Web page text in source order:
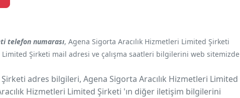
telefon numarası, Agena Sigorta Aracılık Hizmetleri Limited Şirketi
Limited Şirketi mail adresi ve çalışma saatleri bilgilerini web sitemizde
adres bilgileri, Agena Sigorta Aracılık Hizmetleri Limited
Hizmetleri Limited Şirketi 'ın diğer iletişim bilgilerini